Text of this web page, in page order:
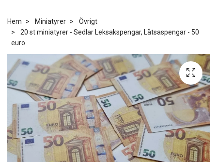
Hem Miniatyrer
Övrigt
20 st miniatyrer - Sedlar Leksakspengar, Låtsaspengar - 50
euro